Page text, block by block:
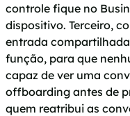
controle fique no
dispositivo. Terceiro,
entrada
função, para que
capaz de ver uma
offboarding antes de
quem reatribui as